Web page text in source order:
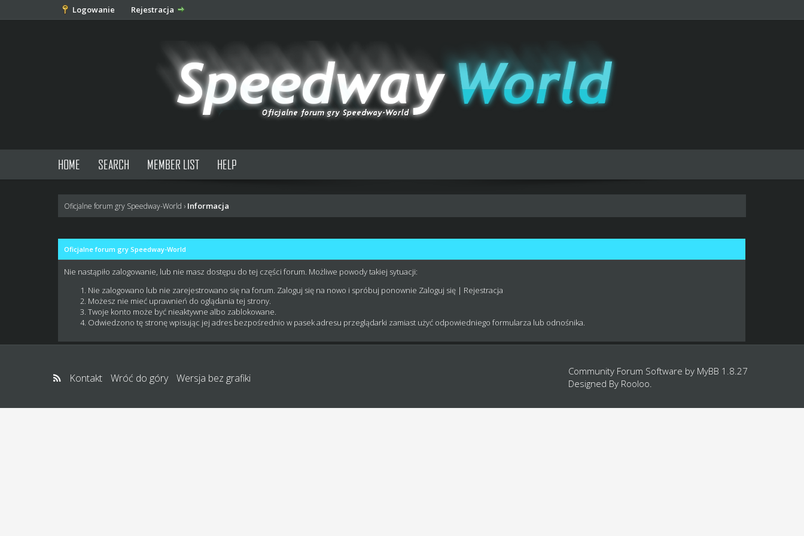
Logowanie Rejestracja
HOME SEARCH MEMBER LIST HELP
Oficjalne forum gry Speedway-World › Informacja
Oficjalne forum gry Speedway-World
Nie nastąpiło zalogowanie, lub nie masz dostępu do tej części forum. Możliwe powody takiej sytuacji:
Nie zalogowano lub nie zarejestrowano się na forum. Zaloguj się na nowo i spróbuj ponownie Zaloguj się | Rejestracja
Możesz nie mieć uprawnień do oglądania tej strony.
Twoje konto może być nieaktywne albo zablokowane.
Odwiedzono tę stronę wpisując jej adres bezpośrednio w pasek adresu przeglądarki zamiast użyć odpowiedniego formularza lub odnośnika.
Kontakt Wróć do góry Wersja bez grafiki
Community Forum Software by MyBB 1.8.27
Designed By Rooloo.